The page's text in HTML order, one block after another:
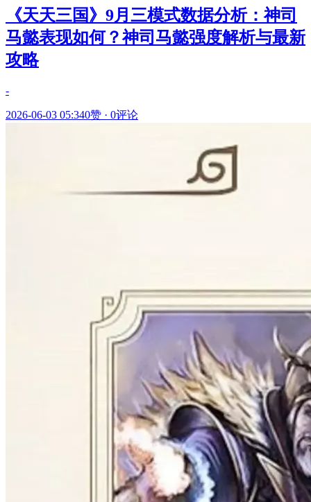
《天天三国》9月三模式数据分析：神司
马懿表现如何？神司马懿强度解析与最新
攻略
-
2026-06-03 05:340赞 · 0评论